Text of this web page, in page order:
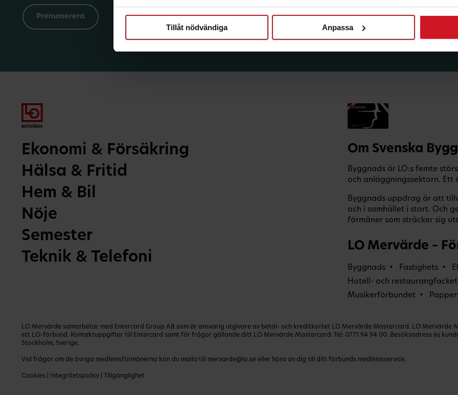
Tillåt nödvändiga Anpassa
Ekonomi & Försäkring
Hälsa & Fritid
Hem & Bil
Nöje
Semester
Teknik & Telefoni
Om Svenska
Byggnads är LO:s femte
och anläggningssektorn.
Byggnads uppdrag är att
och i samhället i stort. Och
förmåner som sträcker sig
LO Mervärde –
Byggnads Fastighets
Hotell- och restaurangfacket
Musikerförbundet
LO Mervärde samarbetar med Entercard Group AB som är ansvarig utgivare av betal- och kreditkortet LO Mervärde Mastercard. LO
ett LO-förbund. Kontaktuppgifter till Entercard samt för frågor gällande ditt LO Mervärde Mastercard: Tel: 0771 94 94 00. Besöksadress (ej
Stockholm, Sverige.
Vid frågor om de övriga medlemsförmånerna kan du maila till mervarde@lo.se eller höra av dig till ditt förbunds medlemsservice.
Cookies Integritetspolicy Tillgänglighet